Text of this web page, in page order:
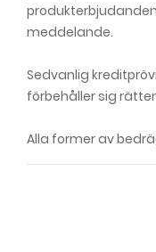
meddelande.
Sedvanlig
förbehåller sig
Alla former av